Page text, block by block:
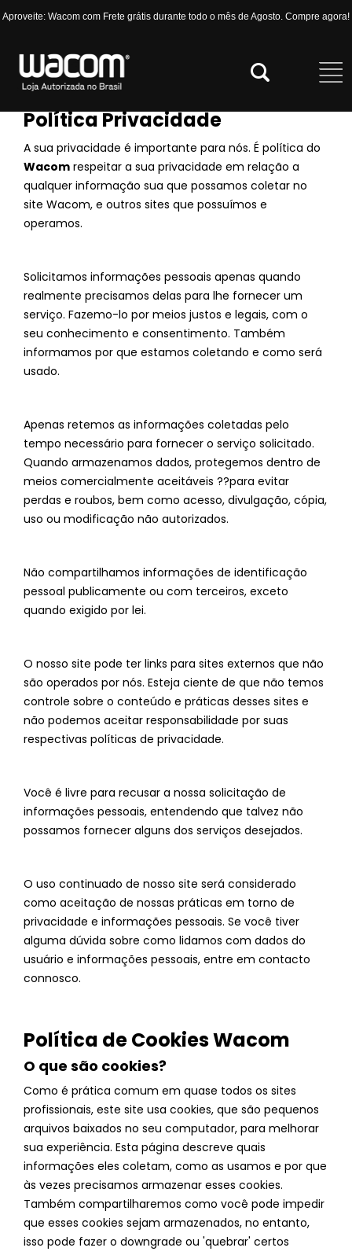
Aproveite: Wacom com Frete grátis durante todo o mês de Agosto. Compre agora!
Política Privacidade
A sua privacidade é importante para nós. É política do
Wacom respeitar a sua privacidade em relação a
qualquer informação sua que possamos coletar no
site Wacom, e outros sites que possuímos e
operamos.
Solicitamos informações pessoais apenas quando
realmente precisamos delas para lhe fornecer um
serviço. Fazemo-lo por meios justos e legais, com o
seu conhecimento e consentimento. Também
informamos por que estamos coletando e como será
usado.
Apenas retemos as informações coletadas pelo
tempo necessário para fornecer o serviço solicitado.
Quando armazenamos dados, protegemos dentro de
meios comercialmente aceitáveis ??para evitar
perdas e roubos, bem como acesso, divulgação, cópia,
uso ou modificação não autorizados.
Não compartilhamos informações de identificação
pessoal publicamente ou com terceiros, exceto
quando exigido por lei.
O nosso site pode ter links para sites externos que não
são operados por nós. Esteja ciente de que não temos
controle sobre o conteúdo e práticas desses sites e
não podemos aceitar responsabilidade por suas
respectivas políticas de privacidade.
Você é livre para recusar a nossa solicitação de
informações pessoais, entendendo que talvez não
possamos fornecer alguns dos serviços desejados.
O uso continuado de nosso site será considerado
como aceitação de nossas práticas em torno de
privacidade e informações pessoais. Se você tiver
alguma dúvida sobre como lidamos com dados do
usuário e informações pessoais, entre em contacto
connosco.
Política de Cookies Wacom
O que são cookies?
Como é prática comum em quase todos os sites
profissionais, este site usa cookies, que são pequenos
arquivos baixados no seu computador, para melhorar
sua experiência. Esta página descreve quais
informações eles coletam, como as usamos e por que
às vezes precisamos armazenar esses cookies.
Também compartilharemos como você pode impedir
que esses cookies sejam armazenados, no entanto,
isso pode fazer o downgrade ou 'quebrar' certos